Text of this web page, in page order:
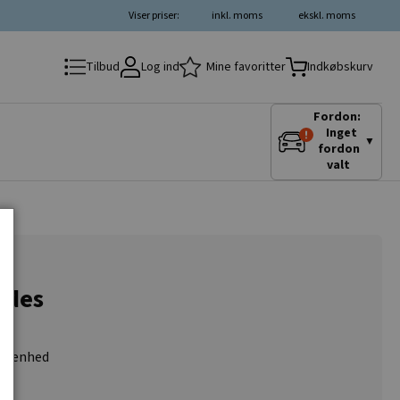
ekskl. moms
inkl. moms
Viser priser:
Tilbud Log ind Mine favoritter Indkøbskurv
Fordon:
Inget
fordon
valt
▼
enhed